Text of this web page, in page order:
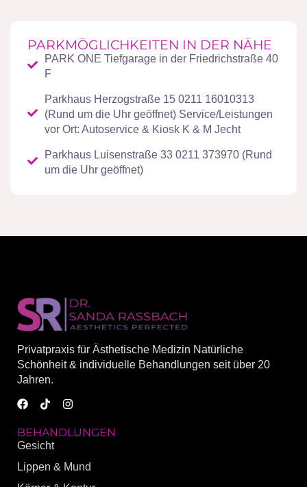
PARKMÖGLICHKEITEN IN DER NÄHE
PARK ONE Tiefgarage in der Friedrichstraße 40
F
Parkhaus Herzogstraße 15 0211 16010313
(Rund um die Uhr geöffnet) Service/Leistungen
vor Ort: Autoservice & Kiosk K & M Jecht
Parkhaus Luisenstraße 33 0211 373970 (Rund
um die Uhr geöffnet)
Privatpraxis für Ästhetische Medizin Natürliche
Schönheit & individuelle Behandlungen seit über 20
Jahren.
BEHANDLUNGEN
Gesicht
Lippen & Mund